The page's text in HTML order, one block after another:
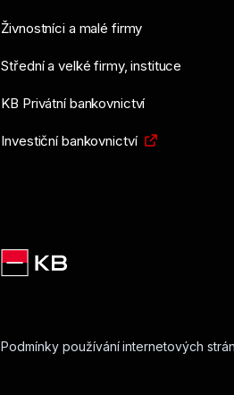
Živnostníci a malé firmy
Střední a velké firmy, instituce
KB Privátní bankovnictví
Investiční bankovnictví
Podmínky používání internetových